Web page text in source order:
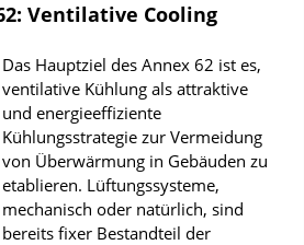
n
o
a
d
s
z
u
Ventilative Cooling
Das Hauptziel des Annex 62 ist es,
ventilative Kühlung als attraktive
und energieeffiziente
Kühlungsstrategie zur Vermeidung
von Überwärmung in Gebäuden zu
etablieren. Lüftungssysteme,
mechanisch oder natürlich, sind
bereits fixer Bestandteil der